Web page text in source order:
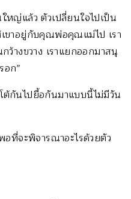
หญ่แล้ว ตัวเปลี่ยนใจไปเป็น
ขาอยู่กับคุณพ่อคุณแม่ไป เรา
างขวาง เราแยกออกมาสนุ
อก”
ต้กันไปยื้อกันมาแบบนี้ไม่มีวัน
อที่จะพิจารณาอะไรด้วยตัว